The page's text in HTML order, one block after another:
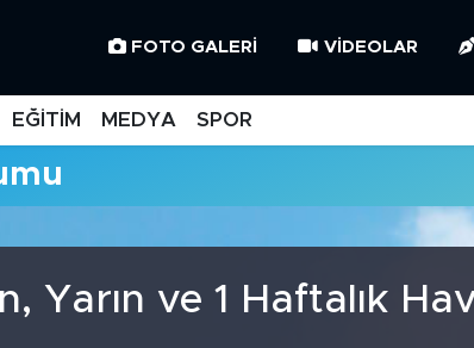
FOTO GALERI VIDEOLAR
EĞİTİM MEDYA SPOR
Yarın ve 1 Haftalık